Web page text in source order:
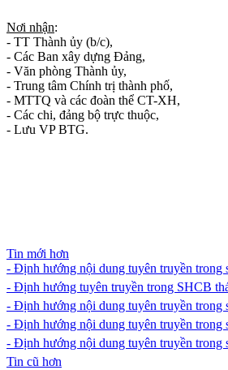
Nơi nhận
- TT Thành ủy (b/c),
- Các Ban xây dựng Đảng,
- Văn phòng Thành ủy,
- Trung tâm Chính trị thành phố,
- MTTQ và các đoàn thể CT-XH,
- Các chi, đảng bộ trực thuộc,
- Lưu VP BTG.
Tin mới hơn
- Định hướng nội dung tuyên truyền trong
- Định hướng tuyên truyền trong SHCB
- Định hướng nội dung tuyên truyền trong
- Định hướng nội dung tuyên truyền trong
- Định hướng nội dung tuyên truyền trong
Tin cũ hơn